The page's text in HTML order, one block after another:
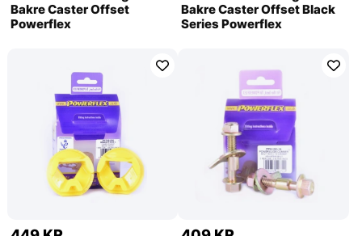
Bakre Caster Offset
Powerflex
Bakre Caster Offset Black
Series Powerflex